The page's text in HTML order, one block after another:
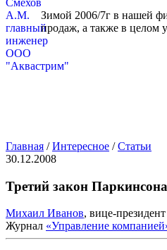
Зимой 2006/7г в нашей
продаж, а также в
Главная /Интересное /Статьи
30.12.2008
Третий закон Паркинсона
Михаил Иванов, вице-
Журнал «Управление